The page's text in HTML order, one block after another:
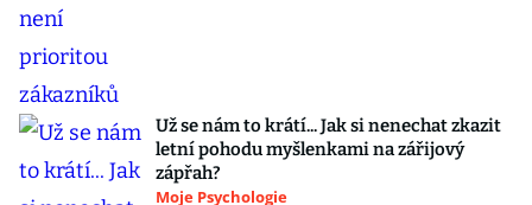
Už se nám to krátí... Jak si nenechat zkazit
letní pohodu myšlenkami na zářijový
zápřah?
Moje Psychologie